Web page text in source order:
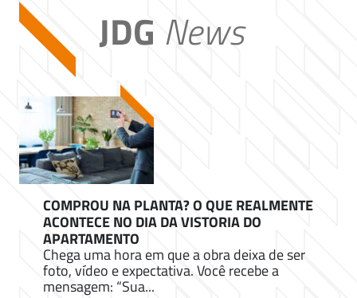
JDG News
COMPROU NA PLANTA? O QUE REALMENTE
ACONTECE NO DIA DA VISTORIA DO
APARTAMENTO
Chega uma hora em que a obra deixa de ser
foto, vídeo e expectativa. Você recebe a
mensagem: “Sua...